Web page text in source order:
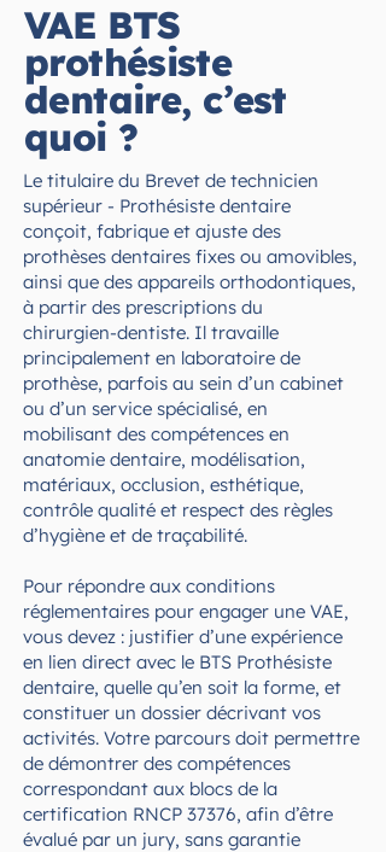
VAE BTS
prothésiste
dentaire, c’est
quoi ?
Le titulaire du Brevet de technicien
supérieur - Prothésiste dentaire
conçoit, fabrique et ajuste des
prothèses dentaires fixes ou amovibles,
ainsi que des appareils orthodontiques,
à partir des prescriptions du
chirurgien-dentiste. Il travaille
principalement en laboratoire de
prothèse, parfois au sein d’un cabinet
ou d’un service spécialisé, en
mobilisant des compétences en
anatomie dentaire, modélisation,
matériaux, occlusion, esthétique,
contrôle qualité et respect des règles
d’hygiène et de traçabilité.
Pour répondre aux conditions
réglementaires pour engager une VAE,
vous devez : justifier d’une expérience
en lien direct avec le BTS Prothésiste
dentaire, quelle qu’en soit la forme, et
constituer un dossier décrivant vos
activités. Votre parcours doit permettre
de démontrer des compétences
correspondant aux blocs de la
certification RNCP 37376, afin d’être
évalué par un jury, sans garantie